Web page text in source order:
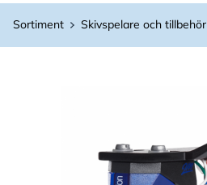
Sortiment Skivspelare och tillbehör